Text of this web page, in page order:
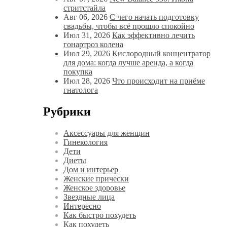
стритстайла
Авг 06, 2026 С чего начать подготовку
свадьбы, чтобы всё прошло спокойно
Июл 31, 2026 Как эффективно лечить
гонартроз колена
Июл 29, 2026 Кислородный концентратор
для дома: когда лучше аренда, а когда
покупка
Июл 28, 2026 Что происходит на приёме
гнатолога
Рубрики
Аксессуары для женщин
Гинекология
Дети
Диеты
Дом и интерьер
Женские прически
Женское здоровье
Звездные лица
Интересно
Как быстро похудеть
Как похудеть